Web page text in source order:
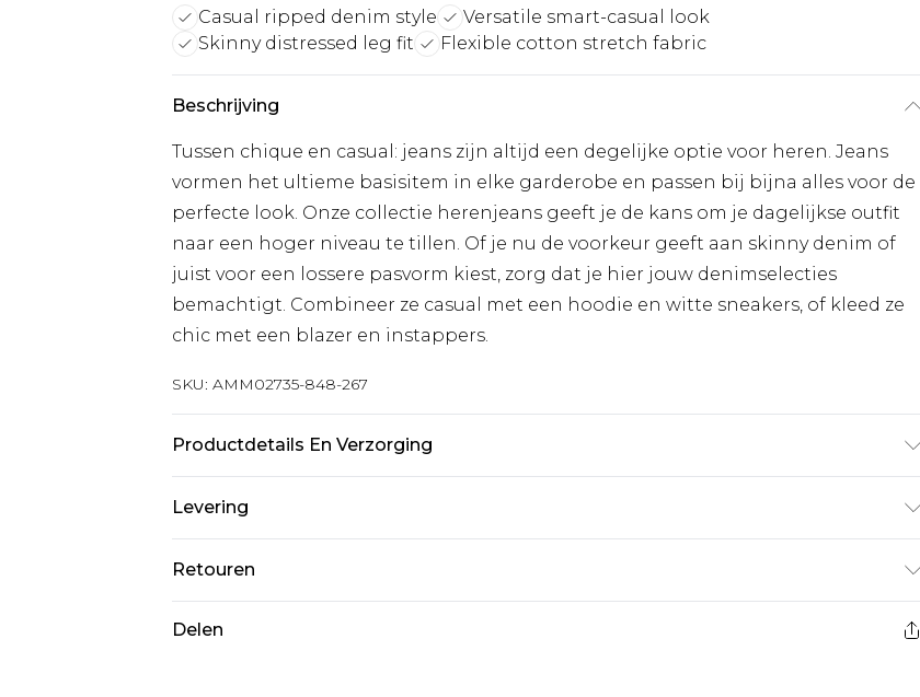
Casual ripped denim style
Versatile smart-casual look
Skinny distressed leg fit
Flexible cotton stretch fabric
Beschrijving
Tussen chique en casual: jeans zijn altijd een degelijke optie voor heren. Jeans
vormen het ultieme basisitem in elke garderobe en passen bij bijna alles voor de
perfecte look. Onze collectie herenjeans geeft je de kans om je dagelijkse outfit
naar een hoger niveau te tillen. Of je nu de voorkeur geeft aan skinny denim of
juist voor een lossere pasvorm kiest, zorg dat je hier jouw denimselecties
bemachtigt. Combineer ze casual met een hoodie en witte sneakers, of kleed ze
chic met een blazer en instappers.
SKU: AMM02735-848-267
Productdetails En Verzorging
Levering
Standaardlevering Nederland
€7.99
Expressdienst Nederland
€17.99
Retouren
Delen